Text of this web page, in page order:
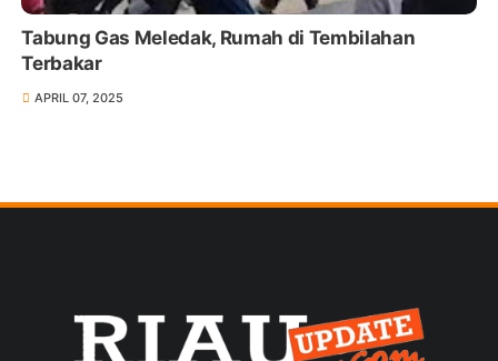
Tabung Gas Meledak, Rumah di Tembilahan
Terbakar
APRIL 07, 2025